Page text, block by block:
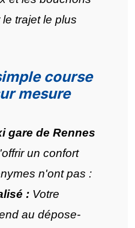
trajet le plus
course
mesure
gare de Rennes
un confort
n'ont pas :
: Votre
au dépose-